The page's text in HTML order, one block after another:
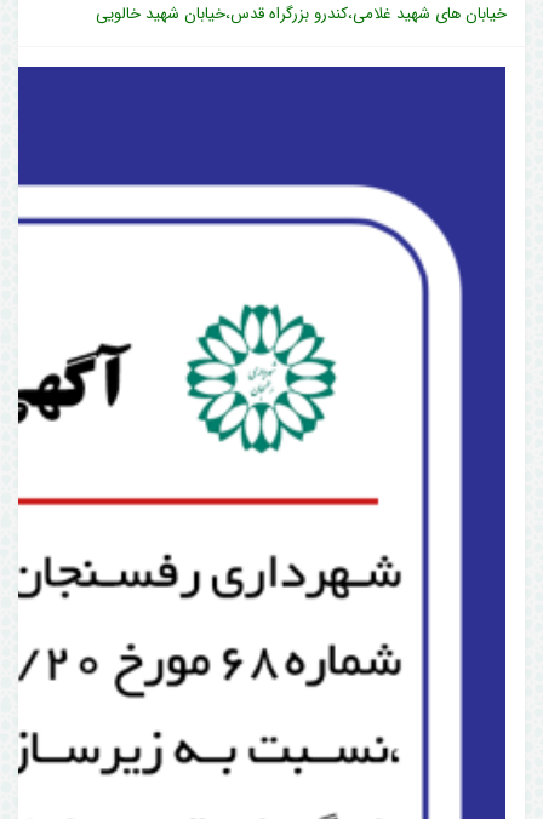
خیابان های شهید غلامی،کندرو بزرگراه قدس،خیابان شهید خالویی